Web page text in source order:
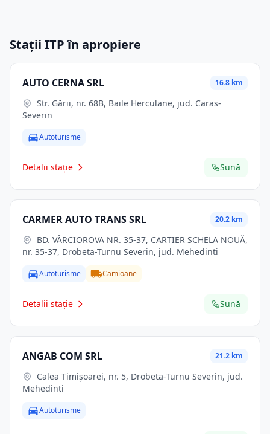
Stații ITP în apropiere
AUTO CERNA SRL 16.8 km
Severin
Autoturisme
Detalii stație Sună
CARMER AUTO TRANS SRL 20.2 km
nr. 35-37, Drobeta-Turnu Severin, jud. Mehedinti
Autoturisme Camioane
Detalii stație Sună
ANGAB COM SRL 21.2 km
Mehedinti
Autoturisme